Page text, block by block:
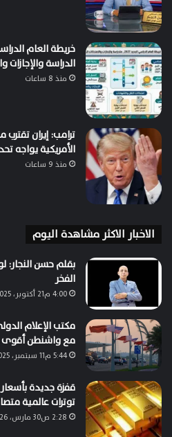
الدراسة والإجازات
منذ 8 ساعات
ترامب: إيران
الأمريكية يواجه
منذ 9 ساعات
الاخبار الاكثر مشاهدة اليوم
بقلم حسن النجار:
الفخر
4:00 م21 أكتوبر، 2025
مكتب الإعلام
مع واشنطن
5:44 م11 سبتمبر، 2025
قفزة جديدة
توترات عالمية
2:28 ص30 مارس، 2026